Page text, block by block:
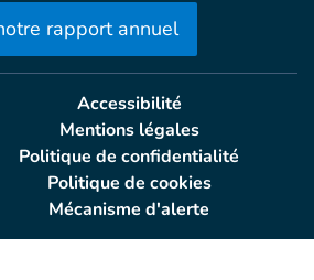
rapport annuel
Accessibilité
Mentions légales
Politique de confidentialité
Politique de cookies
Mécanisme d'alerte